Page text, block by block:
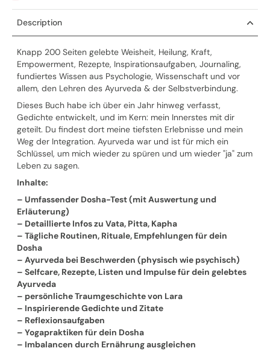
Description
Knapp 200 Seiten gelebte Weisheit, Heilung, Kraft,
Empowerment, Rezepte, Inspirationsaufgaben, Journaling,
fundiertes Wissen aus Psychologie, Wissenschaft und vor
allem, den Lehren des Ayurveda & der Selbstverbindung.
Dieses Buch habe ich über ein Jahr hinweg verfasst,
Gedichte entwickelt, und im Kern: mein Innerstes mit dir
geteilt. Du findest dort meine tiefsten Erlebnisse und mein
Weg der Integration. Ayurveda war und ist für mich ein
Schlüssel, um mich wieder zu spüren und um wieder "ja" zum
Leben zu sagen.
Inhalte:
– Umfassender Dosha-Test (mit Auswertung und
Erläuterung)
– Detaillierte Infos zu Vata, Pitta, Kapha
– Tägliche Routinen, Rituale, Empfehlungen für dein
Dosha
– Ayurveda bei Beschwerden (physisch wie psychisch)
– Selfcare, Rezepte, Listen und Impulse für dein gelebtes
Ayurveda
– persönliche Traumgeschichte von Lara
– Inspirierende Gedichte und Zitate
– Reflexionsaufgaben
– Yogapraktiken für dein Dosha
– Imbalancen durch Ernährung ausgleichen